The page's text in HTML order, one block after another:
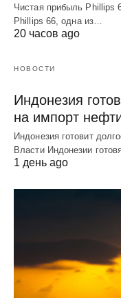
Чистая прибыль Phillips
Phillips 66, одна из…
20 часов ago
НОВОСТИ
Индонезия
на импорт
Индонезия готовит
Власти Индонезии
1 день ago